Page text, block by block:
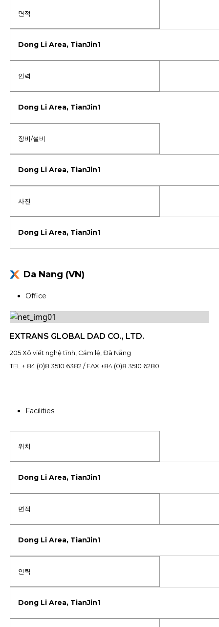
면적
인력
장비/설비
사진
Da Nang (VN)
Office
EXTRANS GLOBAL DAD CO., LTD.
205 Xô viết nghệ tĩnh, Cẩm lệ, Đà Nẵng
TEL + 84 (0)8 3510 6382 / FAX +84 (0)8 3510 6280
Facilities
위치
면적
인력